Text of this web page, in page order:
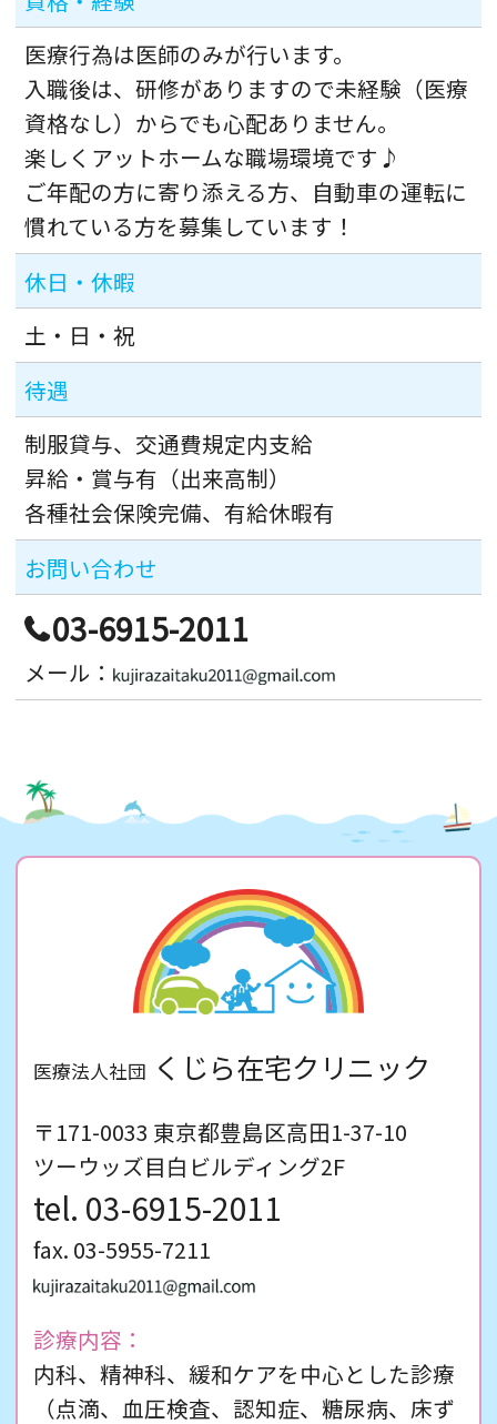
医療行為は医師のみが行います。
入職後は、研修がありますので未経験（医療
資格なし）からでも心配ありません。
楽しくアットホームな職場環境です♪
ご年配の方に寄り添える方、自動車の運転に
慣れている方を募集しています！
休日・休暇
土・日・祝
待遇
制服貸与、交通費規定内支給
昇給・賞与有（出来高制）
各種社会保険完備、有給休暇有
お問い合わせ
03-6915-2011
メール：
医療法人社団 くじら在宅クリニック
〒171-0033 東京都豊島区高田1-37-10
ツーウッズ目白ビルディング2F
03-6915-2011
fax. 03-5955-7211
診療内容：
内科、精神科、緩和ケアを中心とした診療
（点滴、血圧検査、認知症、糖尿病、床ず